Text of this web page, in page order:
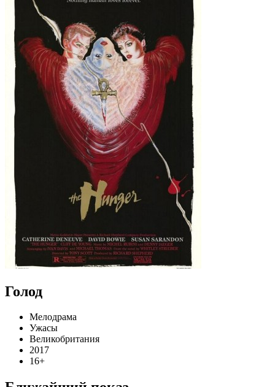
Голод
Мелодрама
Ужасы
Великобритания
2017
16+